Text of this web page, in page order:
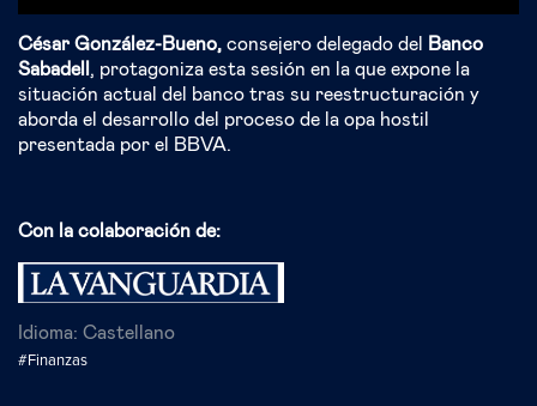
César González-Bueno, consejero delegado del
Banco
Sabadell , protagoniza esta sesión en la que expone la
situación actual del banco tras su reestructuración y
aborda el desarrollo del proceso de la opa hostil
presentada por el BBVA.
Con la colaboración de:
Idioma: Castellano
#Finanzas